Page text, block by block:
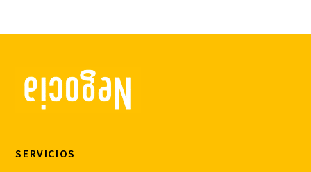
SERVICIOS